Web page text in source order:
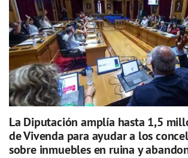
La Diputación amplía hasta 1,5
de Vivenda para ayudar a los
sobre inmuebles en ruina y